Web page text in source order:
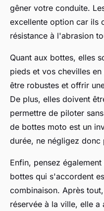
gêner votre conduite.
excellente option car ils
résistance à l'abrasion
Quant aux bottes, elles
pieds et vos chevilles
être robustes et offrir
De plus, elles doivent
permettre de piloter
de bottes moto est un
durée, ne négligez donc
Enfin, pensez
bottes qui s'accordent
combinaison. Après
réservée à la ville, elle a